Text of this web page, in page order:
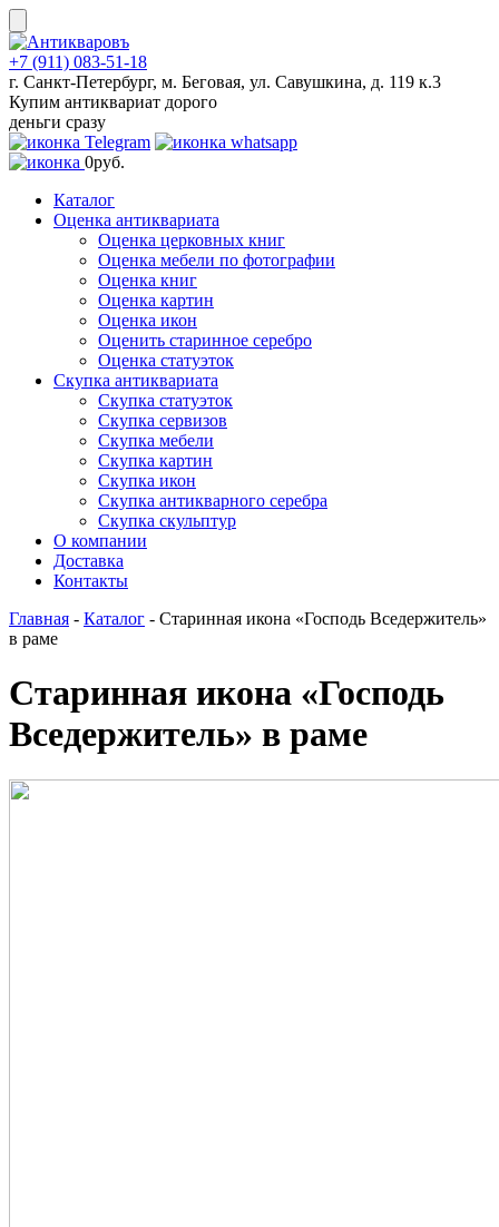
Skip
to
content
+7 (911) 083-51-18
г. Санкт-Петербург, м. Беговая, ул. Савушкина, д. 119 к.3
Купим антиквариат дорого
деньги сразу
0руб.
Каталог
Оценка антиквариата
Оценка церковных книг
Оценка мебели по фотографии
Оценка книг
Оценка картин
Оценка икон
Оценить старинное серебро
Оценка статуэток
Скупка антиквариата
Скупка статуэток
Скупка сервизов
Скупка мебели
Скупка картин
Скупка икон
Скупка антикварного серебра
Скупка скульптур
О компании
Доставка
Контакты
Главная - Каталог - Старинная икона «Господь Вседержитель»
в раме
Старинная икона «Господь
Вседержитель» в раме